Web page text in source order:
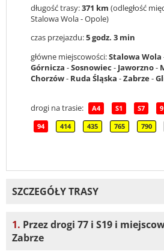
długość trasy:371 km (odległość
Stalowa Wola - Opole)
czas przejazdu:5 godz. 3 min
główne miejscowości:Stalowa Wola
Górnicza -Sosnowiec - Jaworzno-
Chorzów- Ruda Śląska -Zabrze-
drogi na trasie: A4 S1 S7 9
94 414 435 765 790
SZCZEGÓŁY TRASY
1. Przez drogi 77 i S19 i
Zabrze